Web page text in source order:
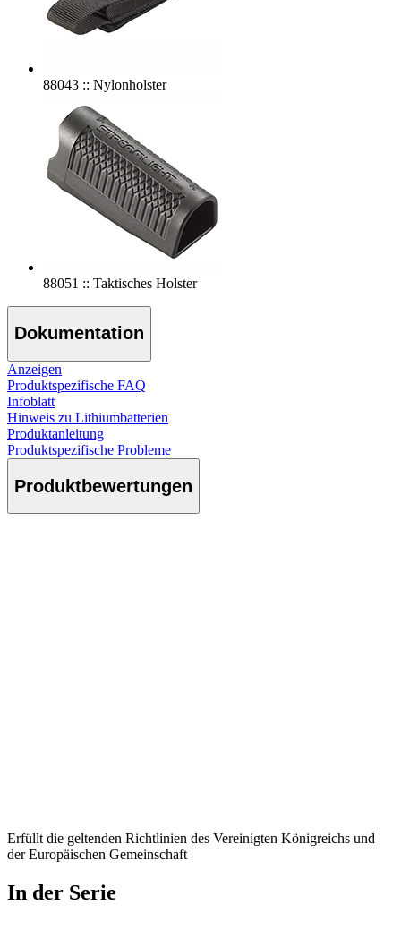
88043 :: Nylonholster
88051 :: Taktisches Holster
Dokumentation
Anzeigen
Produktspezifische FAQ
Infoblatt
Hinweis zu Lithiumbatterien
Produktanleitung
Produktspezifische Probleme
Produktbewertungen
Erfüllt die geltenden Richtlinien des Vereinigten Königreichs und
der Europäischen Gemeinschaft
In der Serie